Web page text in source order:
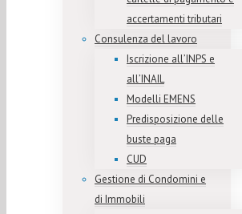
accertamenti tributari
Consulenza del lavoro
Iscrizione all’INPS e
all’INAIL
Modelli EMENS
Predisposizione delle
buste paga
CUD
Gestione di Condomini e
di Immobili